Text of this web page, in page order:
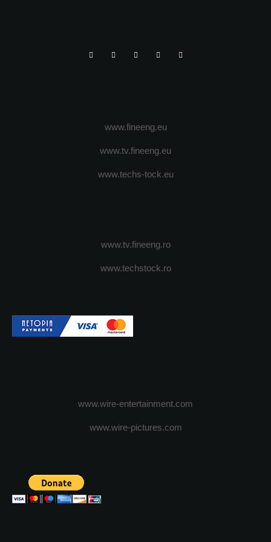
www.fineeng.eu
www.tv.fineeng.eu
www.techs-tock.eu
www.tv.fineeng.ro
www.techstock.ro
www.wire-entertainment.com
www.wire-pictures.com